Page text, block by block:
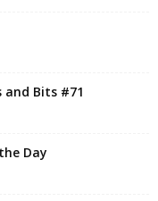
and Bits #71
Day